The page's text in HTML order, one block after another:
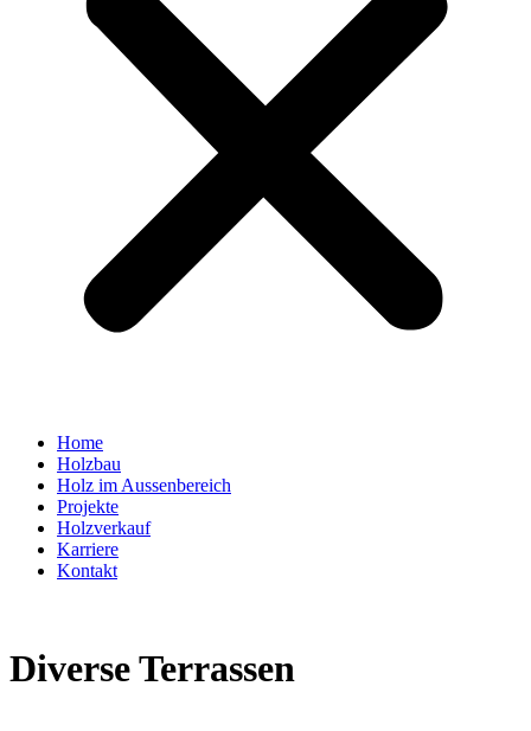
Home
Holzbau
Holz im Aussenbereich
Projekte
Holzverkauf
Karriere
Kontakt
Diverse Terrassen